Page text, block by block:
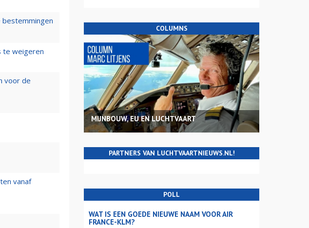
bestemmingen
te weigeren
voor de
vanaf
COLUMNS
MIJNBOUW, EU EN LUCHTVAART
PARTNERS VAN LUCHTVAARTNIEUWS.NL!
POLL
WAT IS EEN GOEDE NIEUWE NAAM VOOR AIR
FRANCE-KLM?